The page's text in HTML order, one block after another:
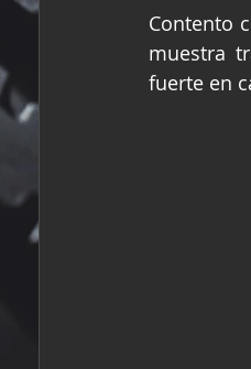
Contento
muestra
fuerte en